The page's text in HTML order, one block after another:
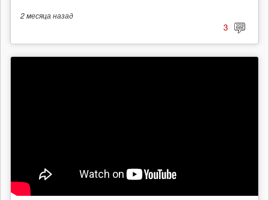
2 месяца назад
3